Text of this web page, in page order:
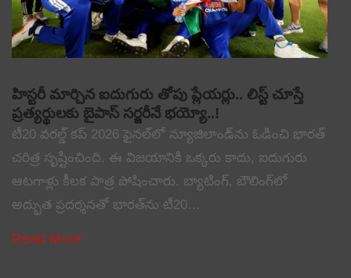
హిస్టరీ మార్చిన ఐదుగురు తోపు ప్లేయర్లు.. లిస్ట్ చూస్తే
ప్రత్యర్థులకు బైపాస్ సర్జరీనే భయ్యో..!
టీ20 వరల్డ్ కప్ 2026 ఫైనల్‌లో న్యూజిలాండ్‌ను ఓడించి భారత్
చరిత్ర సృష్టించింది. ఈ విజయానికి ఒక్కరు కాదు, ఐదుగురు
ఆటగాళ్లు కీలక పాత్ర పోషించారు. బ్యాటింగ్, బౌలింగ్‌లో
అద్భుత ప్రదర్శనతో భారత్‌ను టీ20…
Read More